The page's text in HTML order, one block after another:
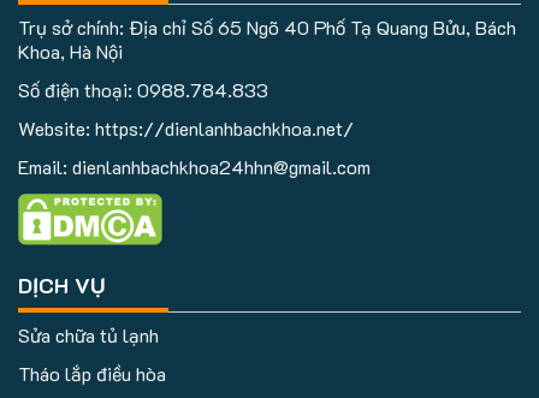
Trụ sở chính: Địa chỉ Số 65 Ngõ 40 Phố Tạ Quang Bửu, Bách
Khoa, Hà Nội
Số điện thoại: 0988.784.833
Website: https://dienlanhbachkhoa.net/
Email: dienlanhbachkhoa24hhn@gmail.com
DỊCH VỤ
Sửa chữa tủ lạnh
Tháo lắp điều hòa